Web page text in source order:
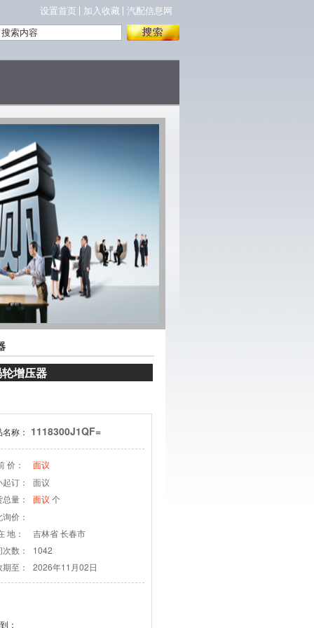
汽配信息网
加入收藏
设置首页
增压器
称： 1118300J1QF=
价： 面议
订：
面议
量：
面议 个
价：
地：
吉林省 长春市
数：
1042
至：
2026年11月02日
：